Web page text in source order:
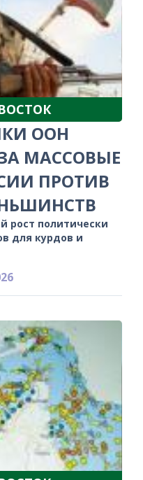
ООН
МАССОВЫЕ
ПРОТИВ
рост политически
для курдов и